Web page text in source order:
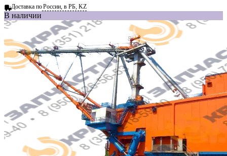
Доставка поРоссии, в РБ, KZ
В наличии